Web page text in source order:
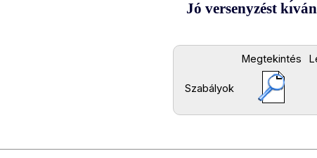
Jó versenyzést
Megtekintés
Szabályok